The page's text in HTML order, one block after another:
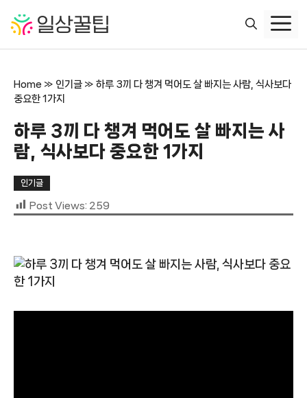
Home » 인기글 » 하루 3끼 다 챙겨 먹어도 살 빠지는 사람, 식사보다
중요한 1가지
하루 3끼 다 챙겨 먹어도 살 빠지는 사
람, 식사보다 중요한 1가지
인기글
Post Views: 259